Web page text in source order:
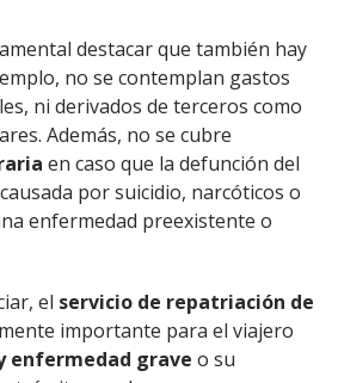
destacar que también hay
no se contemplan gastos
ni derivados de terceros como
Además, no se cubre
en caso que la defunción del
por suicidio, narcóticos o
enfermedad preexistente o
el servicio de repatriación de
importante para el viajero
enfermedad grave o su